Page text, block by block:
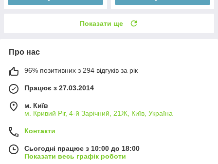
Показати ще
Про нас
96% позитивних з 294 відгуків за рік
Працює з 27.03.2014
м. Київ
м. Кривий Ріг, 4-й Зарічний, 21Ж, Київ, Україна
Контакти
Сьогодні працює з 10:00 до 18:00
Показати весь графік роботи